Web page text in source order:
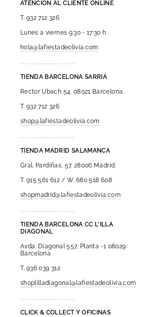
ATENCIÓN AL CLIENTE ONLINE
T. 932 712 326
Lunes a viernes 9:30 - 17:30 h.
hola@lafiestadeolivia.com
. . . . . . . . . . . . . . . . . . .
TIENDA BARCELONA SARRIÁ
Rector Ubach 54. 08021 Barcelona.
T. 932 712 326
shop@lafiestadeolivia.com
. . . . . . . . . . . . . . . . . . .
TIENDA MADRID SALAMANCA
Gral. Pardiñas, 57. 28006 Madrid.
T. 915 561 612 / W. 680 518 608
shopmadrid@lafiestadeolivia.com
. . . . . . . . . . . . . . . . . . .
TIENDA BARCELONA CC L'ILLA
DIAGONAL
Avda. Diagonal 557, Planta -1 08029
Barcelona
T. 936 039 312
shoplilladiagonal@lafiestadeolivia.com
. . . . . . . . . . . . . . . . . . .
CLICK & COLLECT Y OFICINAS